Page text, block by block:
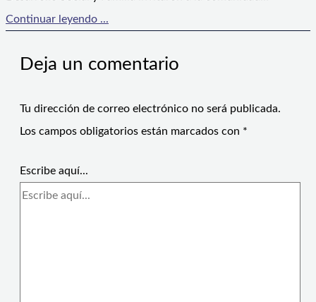
Continuar leyendo ...
Deja un comentario
Tu dirección de correo electrónico no será publicada.
Los campos obligatorios están marcados con *
Escribe aquí...